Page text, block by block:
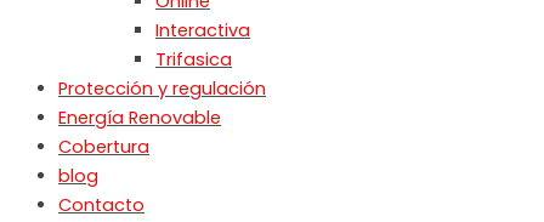
Interactiva
Trifasica
Protección y regulación
Energía Renovable
Cobertura
blog
Contacto